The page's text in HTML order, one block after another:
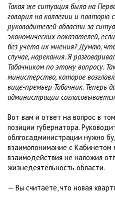
Такая же ситуация была на
говорил на коллегии и повторю
руководителей области за
экономических показателей,
без учета их мнения? Думаю,
случае, нарекания. Я
Табачником по этому вопросу.
министерство, которое
вице-премьер Табачник. Теперь
администрации
Вот вам и ответ на вопрос в
позиции губернатора.
облгосадминистрации нужно
взаимопонимание с Кабинетом
взаимодействия не наложил
жизнедеятельность области.
— Вы считаете, что новая